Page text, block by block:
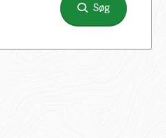
Søg